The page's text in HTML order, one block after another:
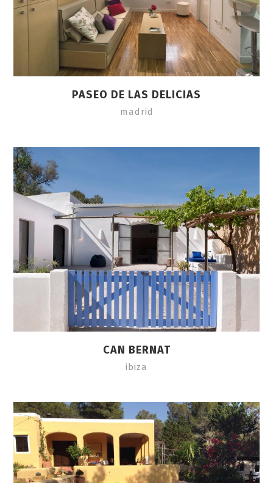
PASEO DE LAS DELICIAS
madrid
CAN BERNAT
ibiza